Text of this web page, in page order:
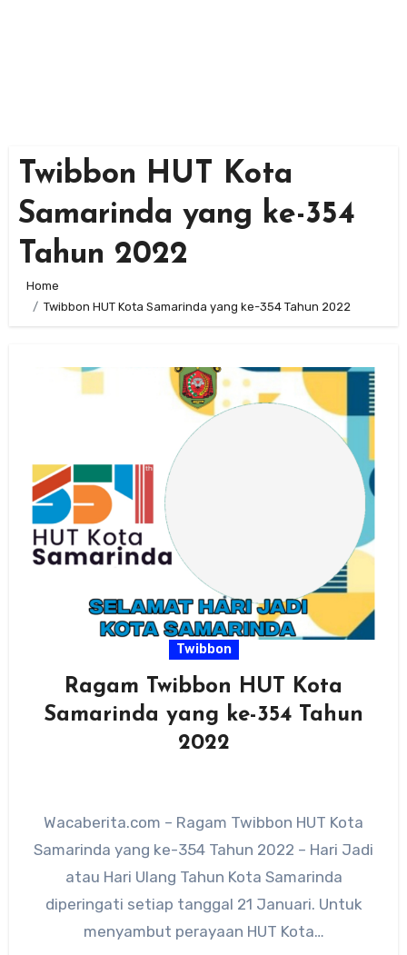
Twibbon HUT Kota
Samarinda yang ke-354
Tahun 2022
Home
Twibbon HUT Kota Samarinda yang ke-354 Tahun 2022
Twibbon
Ragam Twibbon HUT Kota
Samarinda yang ke-354 Tahun
2022
Wacaberita.com – Ragam Twibbon HUT Kota
Samarinda yang ke-354 Tahun 2022 – Hari Jadi
atau Hari Ulang Tahun Kota Samarinda
diperingati setiap tanggal 21 Januari. Untuk
menyambut perayaan HUT Kota…